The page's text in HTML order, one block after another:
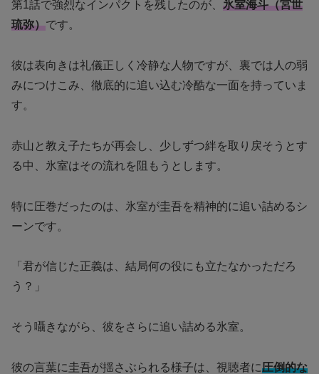
第1話で強烈なインパクトを残したのが、 氷室海斗（宮世
琉弥）です。
彼は表向きは礼儀正しく冷静な人物ですが、裏では人の弱
みにつけこみ、徹底的に追い込む冷酷な一面を持っていま
す。
赤山と教え子たちが再会し、少しずつ絆を取り戻そうとす
る中、氷室はその流れを阻もうとします。
特に圧巻だったのは、氷室が圭吾を精神的に追い詰めるシ
ーンです。
「君が信じた正義は、結局何の役にも立たなかっただろ
う？」
そう囁きながら、彼をさらに追い詰める氷室。
彼の言葉に圭吾が揺さぶられる様子は、視聴者に圧倒的な